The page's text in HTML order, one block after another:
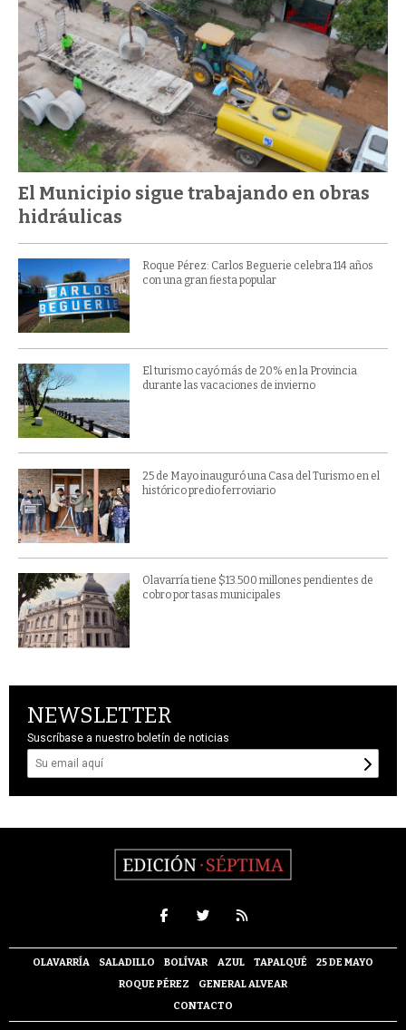
El Municipio sigue trabajando en obras
hidráulicas
Roque Pérez: Carlos Beguerie celebra 114 años
con una gran fiesta popular
El turismo cayó más de 20% en la Provincia
durante las vacaciones de invierno
25 de Mayo inauguró una Casa del Turismo en el
histórico predio ferroviario
Olavarría tiene $13.500 millones pendientes de
cobro por tasas municipales
NEWSLETTER
Suscríbase a nuestro boletín de noticias
OLAVARRÍA SALADILLO BOLÍVAR AZUL TAPALQUÉ
25 DE MAYO
ROQUE PÉREZ
GENERAL ALVEAR
CONTACTO